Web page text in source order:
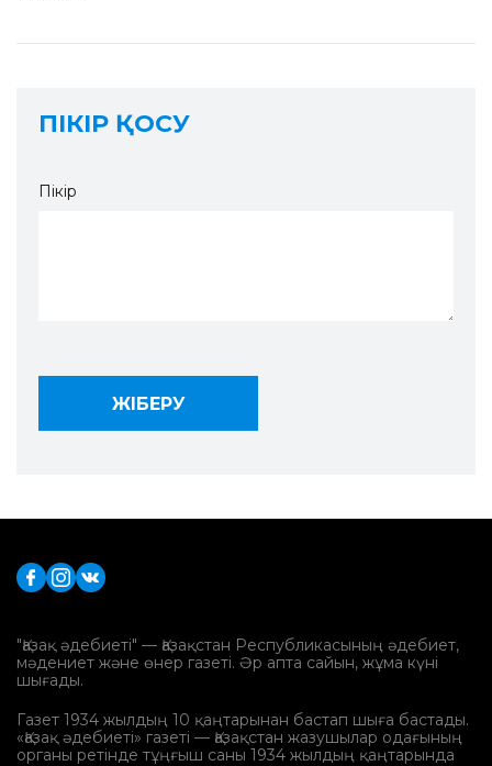
ПІКІР ҚОСУ
Пікір
"Қазақ әдебиеті" — Қазақстан Республикасының әдебиет,
мәдениет және өнер газеті. Әр апта сайын, жұма күні
шығады.
Газет 1934 жылдың 10 қаңтарынан бастап шыға бастады.
«Қазақ әдебиеті» газеті — Қазақстан жазушылар одағының
органы ретінде тұңғыш саны 1934 жылдың қаңтарында